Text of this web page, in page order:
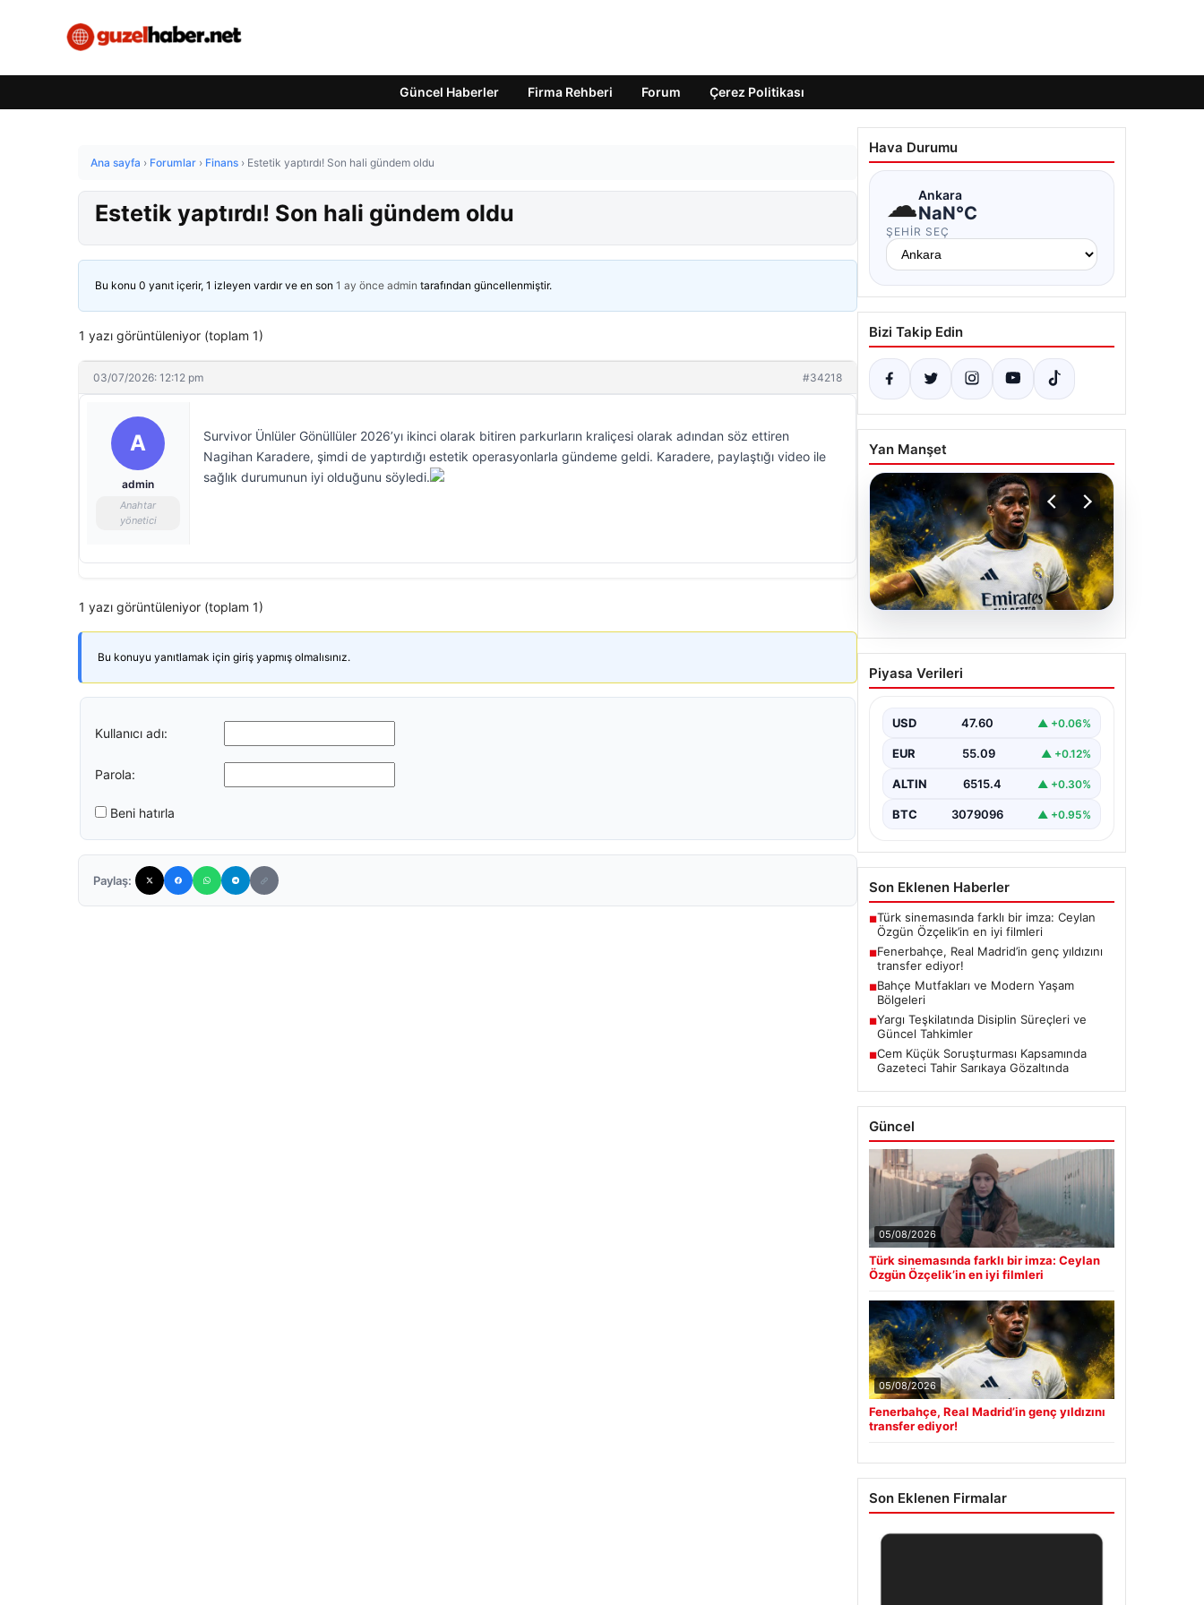
Güncel Haberler Firma Rehberi Forum Çerez Politikası
Ana sayfa › Forumlar › Finans › Estetik yaptırdı! Son hali gündem oldu
Estetik yaptırdı! Son hali gündem oldu
Bu konu 0 yanıt içerir, 1 izleyen vardır ve en son 1 ay önce admin tarafından güncellenmiştir.
1 yazı görüntüleniyor (toplam 1)
03/07/2026: 12:12 pm #34218
A
admin
Anahtar
yönetici
Survivor Ünlüler Gönüllüler 2026’yı ikinci olarak bitiren parkurların kraliçesi olarak adından söz ettiren
Nagihan Karadere, şimdi de yaptırdığı estetik operasyonlarla gündeme geldi. Karadere, paylaştığı video ile
sağlık durumunun iyi olduğunu söyledi.
1 yazı görüntüleniyor (toplam 1)
Bu konuyu yanıtlamak için giriş yapmış olmalısınız.
Kullanıcı adı:
Parola:
Beni hatırla
Paylaş:
Hava Durumu
☁Ankara
NaN°C
ŞEHIR SEÇ
Bizi Takip Edin
Yan Manşet
05.08.2026
Fenerbahçe, Real
Madrid’in genç yıldızını
Piyasa Verileri
USD 47.60 ▲ +0.06%
EUR 55.09 ▲ +0.12%
ALTIN 6515.4 ▲ +0.30%
BTC 3079096 ▲ +0.95%
Son Eklenen Haberler
■Türk sinemasında farklı bir imza: Ceylan
Özgün Özçelik’in en iyi filmleri
■Fenerbahçe, Real Madrid’in genç yıldızını
transfer ediyor!
■Bahçe Mutfakları ve Modern Yaşam
Bölgeleri
■Yargı Teşkilatında Disiplin Süreçleri ve
Güncel Tahkimler
■Cem Küçük Soruşturması Kapsamında
Gazeteci Tahir Sarıkaya Gözaltında
Güncel
05/08/2026
Türk sinemasında farklı bir imza: Ceylan
Özgün Özçelik’in en iyi filmleri
05/08/2026
Fenerbahçe, Real Madrid’in genç yıldızını
transfer ediyor!
Son Eklenen Firmalar